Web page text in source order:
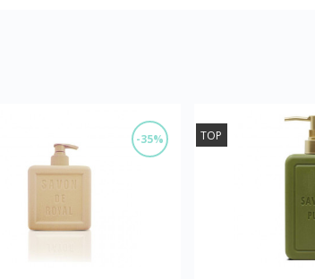
-35% TOP